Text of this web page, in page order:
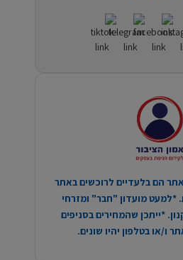
הם בלעדיים לרוכשים באתר
*למעט מועדון "חבר" ומזרחי
*ייתכן שהמחירים בסניפים
ו/או בטלפון יהיו שונים.